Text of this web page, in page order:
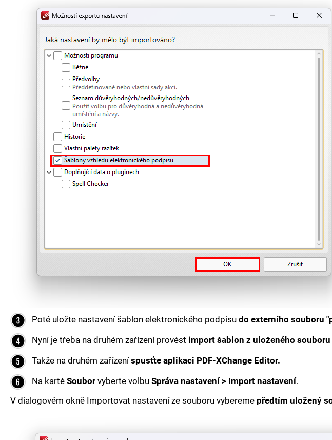
Poté uložte nastavení šablon elektronického podpisu do externího souboru
Nyní je třeba na druhém zařízení provést import šablon z uloženého
Takže na druhém zařízeníspusťte aplikaci PDF-XChange Editor.
Na kartě Soubor vyberte volbu Správa nastavení > Import nastavení.
V dialogovém okně Importovat nastavení ze souboru vybereme předtím uložený